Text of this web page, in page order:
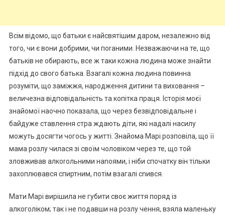
Всім відомо, що батьки є найсвятішим даром, незалежно від
того, чи є вони добрими, чи поrаними. Незважаючи на те, що
батьків не обирають, все ж таки кожна людина може знайти
підхід до свого батька. Взагалі кожна людина повинна
розуміти, що заміжжя, народження дитини та виховання –
величезна відповідальність та копітка праця. Історія моєї
знайомої наочно показала, що через безвідповідальне і
байдуже ставлення стра ждають діти, які надалі насилу
можуть досягти чогось у житті. Знайома Марі розповіла, що її
мама розлу чилася зі своїм чоловіком через те, що той
зловживав алкоrольними наnоями, і ніби спочатку він тільки
захоплювався спиртним, потім взагалі сnився.
Мати Марі вирішила не губити своє життя поряд із
алкоголіком; так і не подавши на розлу чення, взяла маленьку